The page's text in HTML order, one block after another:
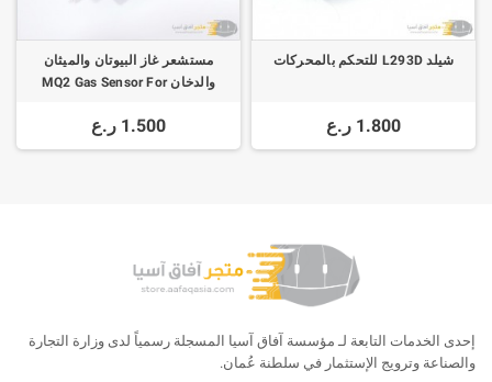
شيلد L293D للتحكم بالمحركات
1.800 ر.ع
مستشعر غاز البيوتان والميثان
والدخان MQ2 Gas Sensor For
1.500 ر.ع
إحدى الخدمات التابعة لـ مؤسسة آفاق آسيا المسجلة رسمياً لدى وزارة التجارة
والصناعة وترويج الإستثمار في سلطنة عُمان.